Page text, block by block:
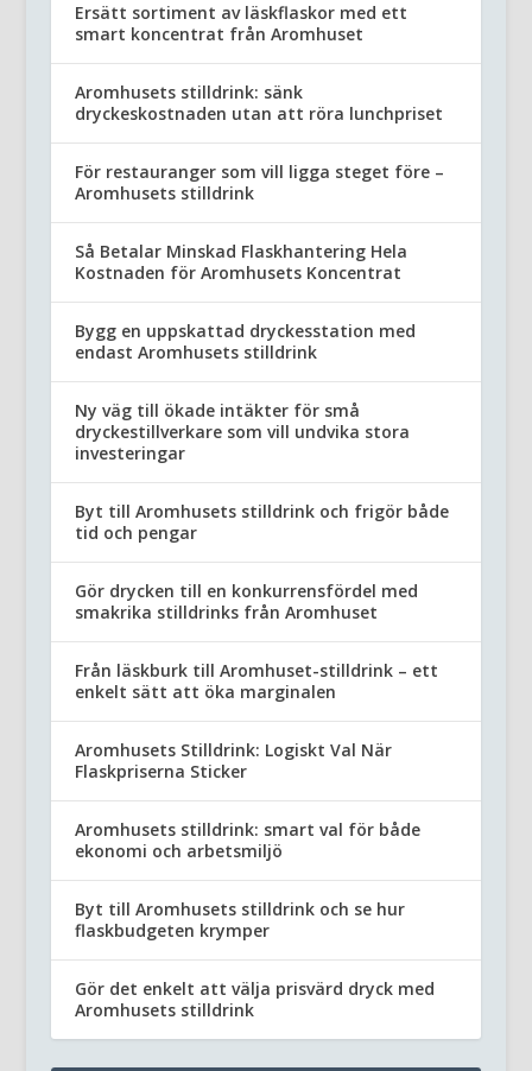
Ersätt sortiment av läskflaskor med ett
smart koncentrat från Aromhuset
Aromhusets stilldrink: sänk
dryckeskostnaden utan att röra lunchpriset
För restauranger som vill ligga steget före –
Aromhusets stilldrink
Så Betalar Minskad Flaskhantering Hela
Kostnaden för Aromhusets Koncentrat
Bygg en uppskattad dryckesstation med
endast Aromhusets stilldrink
Ny väg till ökade intäkter för små
dryckestillverkare som vill undvika stora
investeringar
Byt till Aromhusets stilldrink och frigör både
tid och pengar
Gör drycken till en konkurrensfördel med
smakrika stilldrinks från Aromhuset
Från läskburk till Aromhuset-stilldrink – ett
enkelt sätt att öka marginalen
Aromhusets Stilldrink: Logiskt Val När
Flaskpriserna Sticker
Aromhusets stilldrink: smart val för både
ekonomi och arbetsmiljö
Byt till Aromhusets stilldrink och se hur
flaskbudgeten krymper
Gör det enkelt att välja prisvärd dryck med
Aromhusets stilldrink